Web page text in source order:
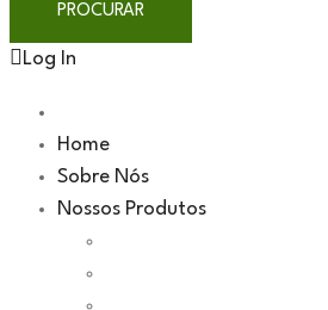
Log In
Home
Sobre Nós
Nossos Produtos